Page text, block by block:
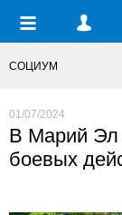
СОЦИУМ
01/07/2024
В Марий Эл
боевых